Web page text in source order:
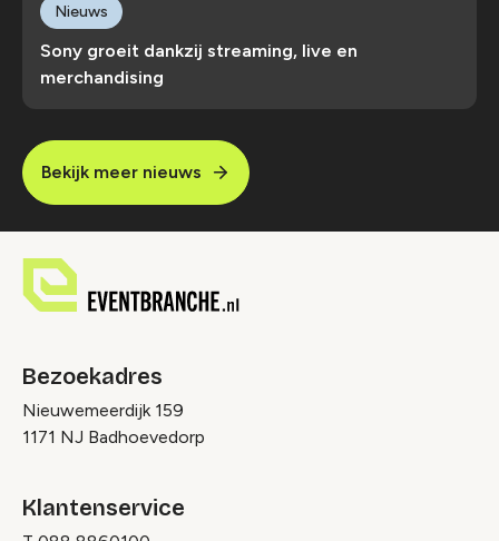
Sony groeit dankzij streaming, live en
merchandising
Nieuws
Bekijk meer nieuws
Bezoekadres
Nieuwemeerdijk 159
1171 NJ Badhoevedorp
Klantenservice